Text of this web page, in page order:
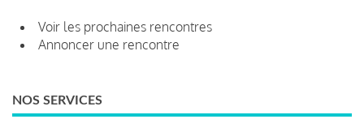
Voir les prochaines rencontres
Annoncer une rencontre
NOS SERVICES